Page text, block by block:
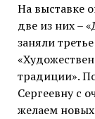
На выставке
две из них –
заняли
традиции».
Сергеевну с
желаем